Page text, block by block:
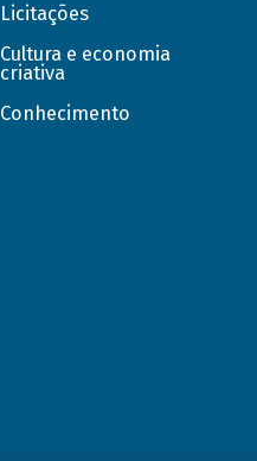
Licitações
Cultura e economia
criativa
Conhecimento